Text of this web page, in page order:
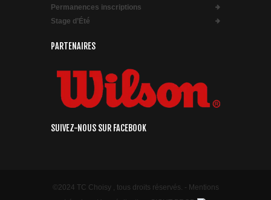
Permanences inscriptions
Stage d’Été
PARTENAIRES
SUIVEZ-NOUS SUR FACEBOOK
©2024 TC Choisy , tous droits réservés. - Mentions